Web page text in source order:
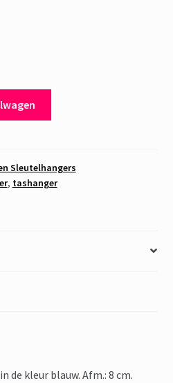
Sleutelhangers
, tashanger
de kleur blauw. Afm.: 8 cm.